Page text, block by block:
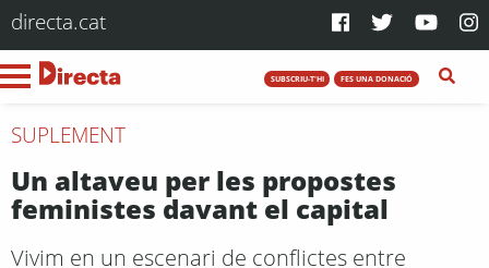
directa.cat
SUBSCRIU-T'HI FES UNA DONACIÓ
SUPLEMENT
Un altaveu per les propostes
feministes davant el capital
Vivim en un escenari de conflictes entre